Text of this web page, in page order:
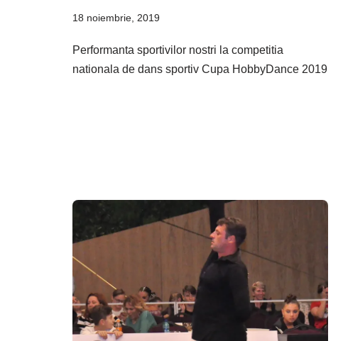
18 noiembrie, 2019
Performanta sportivilor nostri la competitia
nationala de dans sportiv Cupa HobbyDance 2019